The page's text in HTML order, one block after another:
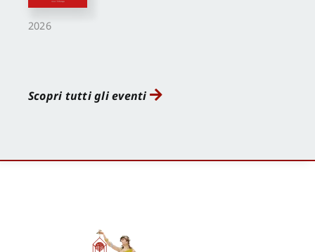
2026
Scopri tutti gli eventi